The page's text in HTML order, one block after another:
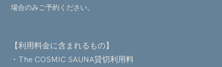
【利用料金に含まれるもの】
・The COSMIC SAUNA貸切利用料
場合のみご予約ください。